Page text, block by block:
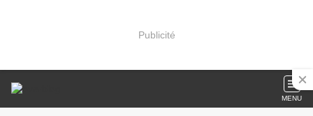
Publicité
MENU